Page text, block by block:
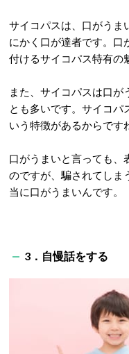
サイコパスは、口がうま
にかく口が達者です。口
付けるサイコパス特有の
また、サイコパスは口が
とも多いです。サイコパ
いう特徴があるからです
口がうまいと言っても、
のですが、騙されてしま
当に口がうまいんです。
3．自慢話をする